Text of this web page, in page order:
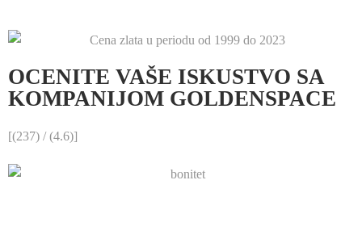
OCENITE VAŠE ISKUSTVO SA
KOMPANIJOM GOLDENSPACE
[(237) / (4.6)]